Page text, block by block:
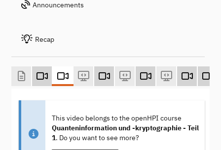
Announcements
Recap
This video belongs to the openHPI course
Quanteninformation und -kryptographie - Teil
1. Do you want to see more?